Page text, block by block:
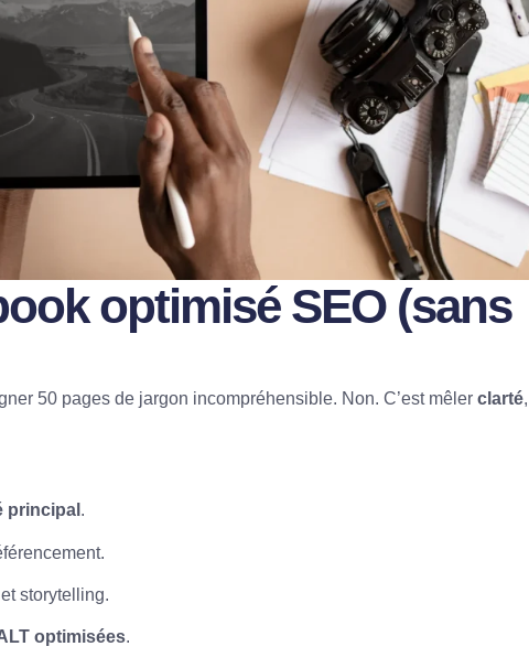
optimisé SEO (sans
50 pages de jargon incompréhensible. Non. C’est mêler clarté,
principal .
storytelling.
optimisées.